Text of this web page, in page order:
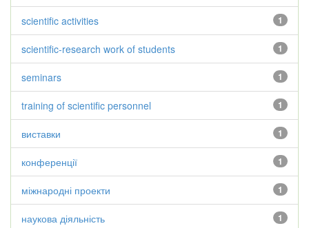
1
scientific activities
1
scientific-research work of students
1
seminars
1
training of scientific personnel
1
виставки
1
конференції
1
міжнародні проекти
1
наукова діяльність